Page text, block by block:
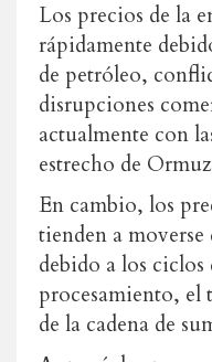
Los precios de la
rápidamente
de petróleo,
disrupciones
actualmente con
estrecho de
En cambio, los
tienden a
debido a los
procesamiento, el
de la cadena de